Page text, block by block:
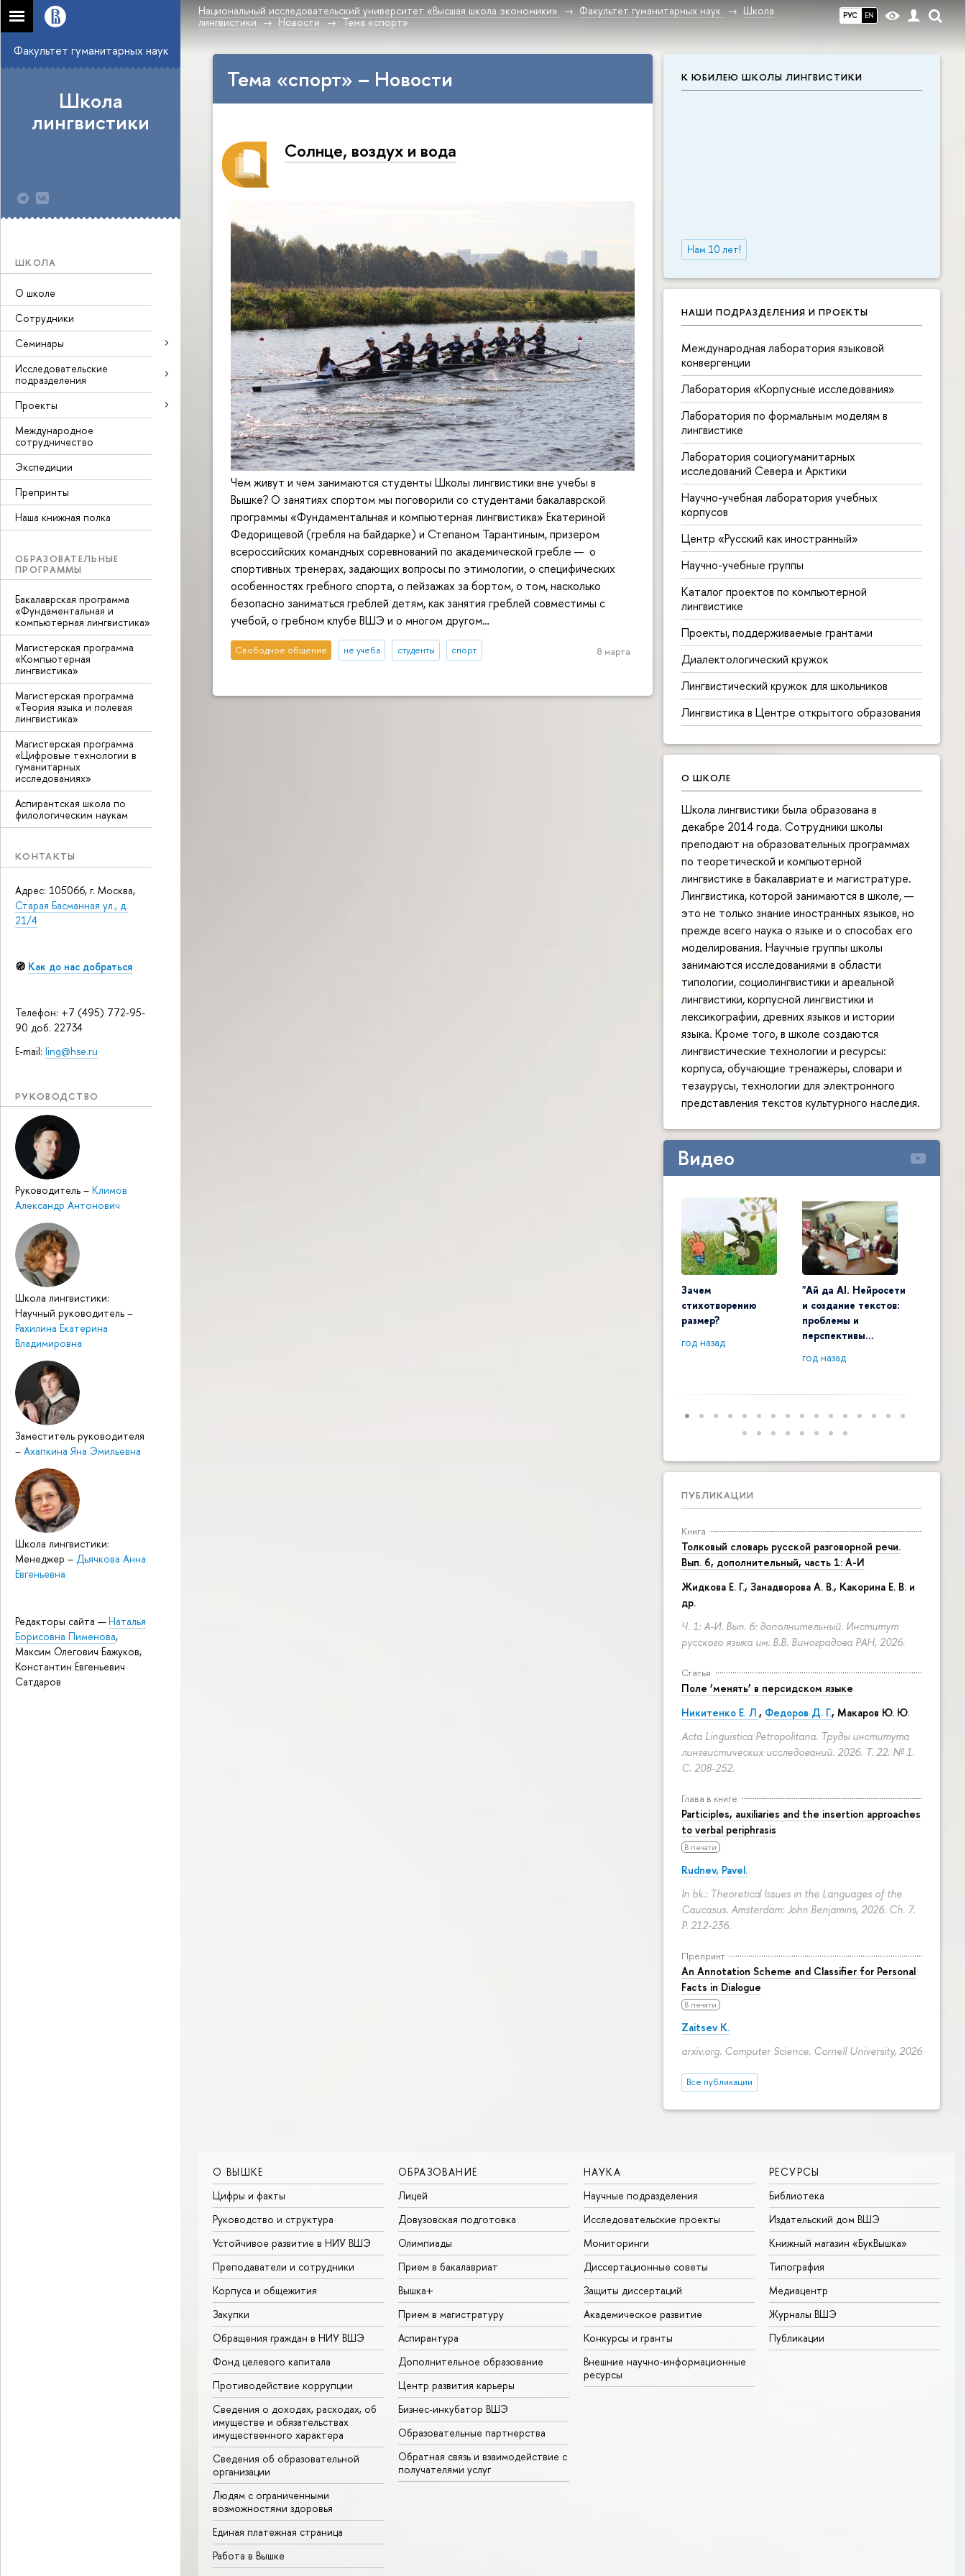
РУС EN
Национальный исследовательский университет «Высшая школа экономики» Факультет гуманитарных наук
Школа
лингвистики
Новости Тема «спорт»
Факультет гуманитарных наук
Школа
лингвистики
ШКОЛА
О школе
Сотрудники
Семинары
Исследовательские
подразделения
Проекты
Международное
сотрудничество
Экспедиции
Препринты
Наша книжная полка
ОБРАЗОВАТЕЛЬНЫЕ
ПРОГРАММЫ
Бакалаврская программа
«Фундаментальная и
компьютерная лингвистика»
Магистерская программа
«Компьютерная
лингвистика»
Магистерская программа
«Теория языка и полевая
лингвистика»
Магистерская программа
«Цифровые технологии в
гуманитарных
исследованиях»
Аспирантская школа по
филологическим наукам
КОНТАКТЫ
Адрес: 105066, г. Москва,
Старая Басманная ул., д.
21/4
🧭 Как до нас добраться
Телефон: +7 (495) 772-95-
90 доб. 22734
E-mail: ling@hse.ru
РУКОВОДСТВО
Руководитель – Климов
Александр Антонович
Школа лингвистики:
Научный руководитель –
Рахилина Екатерина
Владимировна
Заместитель руководителя
– Ахапкина Яна Эмильевна
Школа лингвистики:
Менеджер – Дьячкова Анна
Евгеньевна
Редакторы сайта —Наталья
Борисовна Пименова,
Максим Олегович Бажуков,
Константин Евгеньевич
Сатдаров
К ЮБИЛЕЮ ШКОЛЫ ЛИНГВИСТИКИ
Нам 10 лет!
НАШИ ПОДРАЗДЕЛЕНИЯ И ПРОЕКТЫ
Международная лаборатория языковой
конвергенции
Лаборатория «Корпусные исследования»
Лаборатория по формальным моделям в
лингвистике
Лаборатория социогуманитарных
исследований Севера и Арктики
Научно-учебная лаборатория учебных
корпусов
Центр «Русский как иностранный»
Научно-учебные группы
Каталог проектов по компьютерной
лингвистике
Проекты, поддерживаемые грантами
Диалектологический кружок
Лингвистический кружок для школьников
Лингвистика в Центре открытого образования
О ШКОЛЕ
Школа лингвистики была образована в
декабре 2014 года. Сотрудники школы
преподают на образовательных программах
по теоретической и компьютерной
лингвистике в бакалавриате и магистратуре.
Лингвистика, которой занимаются в школе, —
это не только знание иностранных языков, но
прежде всего наука о языке и о способах его
моделирования. Научные группы школы
занимаются исследованиями в области
типологии, социолингвистики и ареальной
лингвистики, корпусной лингвистики и
лексикографии, древних языков и истории
языка. Кроме того, в школе создаются
лингвистические технологии и ресурсы:
корпуса, обучающие тренажеры, словари и
тезаурусы, технологии для электронного
представления текстов культурного наследия.
Видео
Зачем
стихотворению
размер?
год назад
"Ай да AI. Нейросети
и создание текстов:
проблемы и
перспективы…
год назад
ПУБЛИКАЦИИ
Книга
Толковый словарь русской разговорной речи.
Вып. 6, дополнительный, часть 1: А-И
Жидкова Е. Г., Занадворова А. В., Какорина Е. В. и
др.
Ч. 1: А-И. Вып. 6: дополнительный. Институт
русского языка им. В.В. Виноградова РАН, 2026.
Статья
Поле ‘менять’ в персидском языке
Никитенко Е. Л., Федоров Д. Г., Макаров Ю. Ю.
Acta Linguistica Petropolitana. Труды института
лингвистических исследований. 2026. Т. 22. № 1.
С. 208-252.
Глава в книге
Participles, auxiliaries and the insertion approaches
to verbal periphrasis
В печати
Rudnev, Pavel.
In bk.: Theoretical Issues in the Languages of the
Caucasus. Amsterdam: John Benjamins, 2026. Ch. 7.
P. 212-236.
Препринт
An Annotation Scheme and Classifier for Personal
Facts in Dialogue
В печати
Zaitsev K.
arxiv.org. Computer Science. Cornell University, 2026
Все публикации
Тема «спорт» – Новости
Солнце, воздух и вода
Чем живут и чем занимаются студенты Школы лингвистики вне учебы в
Вышке? О занятиях спортом мы поговорили со студентами бакалаврской
программы «Фундаментальная и компьютерная лингвистика» Екатериной
Федорищевой (гребля на байдарке) и Степаном Тарантиным, призером
всероссийских командных соревнований по академической гребле — о
спортивных тренерах, задающих вопросы по этимологии, о специфических
особенностях гребного спорта, о пейзажах за бортом, о том, насколько
безопасно заниматься греблей детям, как занятия греблей совместимы с
учебой, о гребном клубе ВШЭ и о многом другом…
Свободное общение не учеба студенты спорт 8 марта
О ВЫШКЕ
Цифры и факты
Руководство и структура
Устойчивое развитие в НИУ ВШЭ
Преподаватели и сотрудники
Корпуса и общежития
Закупки
Обращения граждан в НИУ ВШЭ
Фонд целевого капитала
Противодействие коррупции
Сведения о доходах, расходах, об
имуществе и обязательствах
имущественного характера
Сведения об образовательной
организации
Людям с ограниченными
возможностями здоровья
Единая платежная страница
Работа в Вышке
ОБРАЗОВАНИЕ
Лицей
Довузовская подготовка
Олимпиады
Прием в бакалавриат
Вышка+
Прием в магистратуру
Аспирантура
Дополнительное образование
Центр развития карьеры
Бизнес-инкубатор ВШЭ
Образовательные партнерства
Обратная связь и взаимодействие с
получателями услуг
НАУКА
Научные подразделения
Исследовательские проекты
Мониторинги
Диссертационные советы
Защиты диссертаций
Академическое развитие
Конкурсы и гранты
Внешние научно-информационные
ресурсы
РЕСУРСЫ
Библиотека
Издательский дом ВШЭ
Книжный магазин «БукВышка»
Типография
Медиацентр
Журналы ВШЭ
Публикации